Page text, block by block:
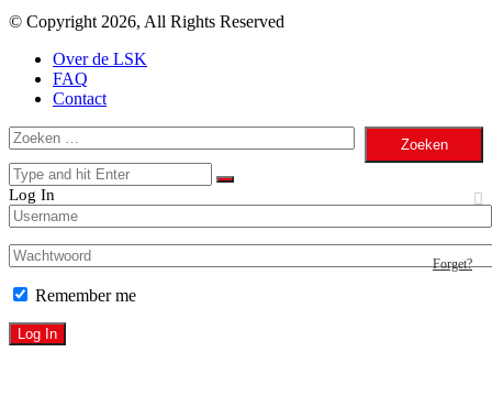
© Copyright 2026, All Rights Reserved
Over de LSK
FAQ
Contact
Facebook
Twitter
WhatsApp
Telegram
Viber
Back
to
top
button
Close
Zoeken
naar:
Close
Search
for
Close
Log In
Forget?
Remember me
Log In